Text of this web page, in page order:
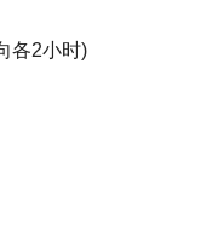
各2小时)